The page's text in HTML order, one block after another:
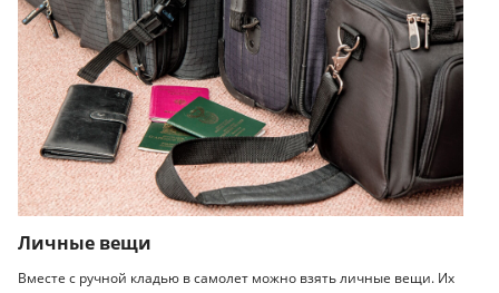
Личные вещи
Вместе с ручной кладью в самолет можно взять личные вещи. Их